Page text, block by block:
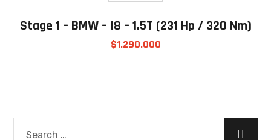
Stage 1 – BMW – I8 – 1.5T (231 Hp / 320 Nm)
$1.290.000